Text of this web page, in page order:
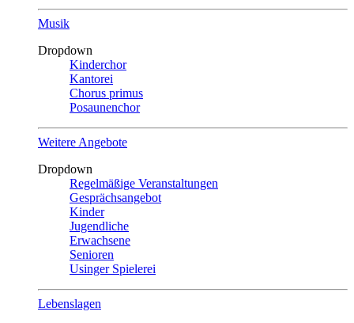
Musik
Dropdown
Kinderchor
Kantorei
Chorus primus
Posaunenchor
Weitere Angebote
Dropdown
Regelmäßige Veranstaltungen
Gesprächsangebot
Kinder
Jugendliche
Erwachsene
Senioren
Usinger Spielerei
Lebenslagen